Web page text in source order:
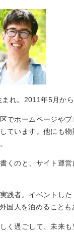
れ。2011年5月から
でホームページや
ています。他にも
くのと、サイト運
践者。イベントし
国人を泊めることも
く過ごして、未来